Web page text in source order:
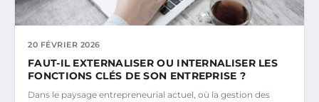
20 FÉVRIER 2026
FAUT-IL EXTERNALISER OU INTERNALISER LES
FONCTIONS CLÉS DE SON ENTREPRISE ?
Dans le paysage entrepreneurial actuel, où la gestion des